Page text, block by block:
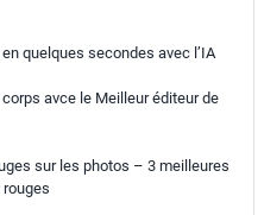
quelques secondes avec l’IA
avce le Meilleur éditeur de
sur les photos – 3 meilleures